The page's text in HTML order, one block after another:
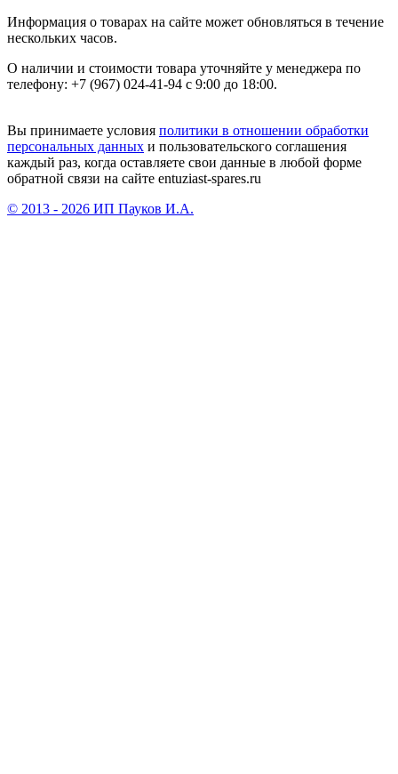
Информация о товарах на сайте может обновляться в течение
нескольких часов.
О наличии и стоимости товара уточняйте у менеджера по
телефону: +7 (967) 024-41-94 с 9:00 до 18:00.
Вы принимаете условия политики в отношении обработки
персональных данных и пользовательского соглашения
каждый раз, когда оставляете свои данные в любой форме
обратной связи на сайте entuziast-spares.ru
© 2013 - 2026 ИП Пауков И.А.